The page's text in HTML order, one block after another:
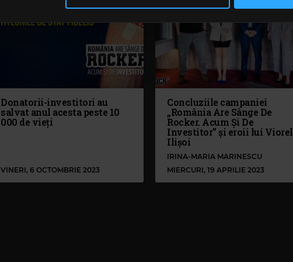
Donatorii-investitori au
salvat anul acesta peste 10
000 de vieţi
VINERI, 6 OCTOMBRIE 2023
Concluziile campaniei
„România Are Sânge De
Rocker. Acum Și De
Investitor” și eroii lui Viorel
Ilișoi
IRINA-MARIA MARINESCU
MIERCURI, 19 APRILIE 2023